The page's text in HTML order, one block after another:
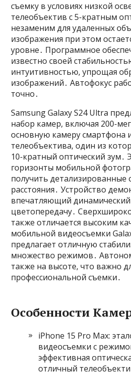
съемку в условиях низкой
телеобъектив с 5-кратным
незаменим для удаленных
изображения при этом
уровне․ Программное
известно своей
интуитивностью‚ упрощая
изображений․ Автофокус
точно․
Samsung Galaxy S24 Ultra
набор камер‚ включая 200-
основную камеру смартфона
телеобъектива‚ один из
10-кратный оптический зум․
горизонты мобильной
получить детализированные
расстояния․ Устройство
впечатляющий
цветопередачу․
также отличается высоким
мобильной видеосъемки
предлагает отличную
множество режимов․
также на высоте‚ что важно
профессиональной съемки․
Особенности
iPhone 15 Pro Max:
видеосъемки с
эффективная
отличный